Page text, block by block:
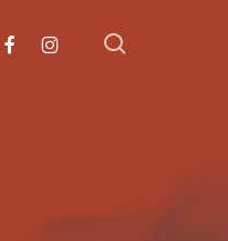
instagram